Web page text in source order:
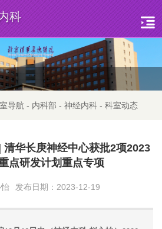
科
导航 - 内科部 - 神经内科 - 科室动态
清华长庚神经中心获批2项2023
点研发计划重点专项
发布日期：2023-12-19